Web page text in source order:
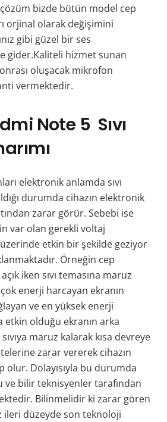
çözüm bizde bütün model cep
orjinal olarak değişimini
gibi güzel bir ses
gider.Kaliteli hizmet sunan
oluşacak mikrofon
vermektedir.
Note 5 Sıvı
elektronik anlamda sıvı
durumda cihazın elektronik
zarar görür. Sebebi ise
var olan gerekli voltaj
etkin bir şekilde geziyor
Örneğin cep
iken sıvı temasına maruz
çok enerji harcayan ekranın
ve en yüksek enerji
olduğu ekranın arka
maruz kalarak kısa devreye
zarar vererek cihazın
olur. Dolayısıyla bu durumda
ve bilir teknisyenler tarafından
Bilinmelidir ki zarar gören
ileri düzeyde son teknoloji